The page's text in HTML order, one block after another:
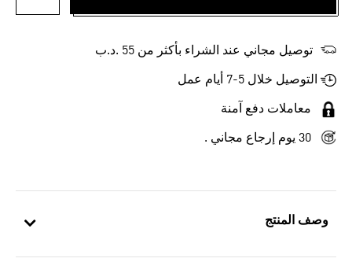
وصف المنتج
توصيل مجاني عند الشراء بأكثر من 55 .د.ب‎
التوصيل خلال 5-7 أيام عمل
معاملات دفع آمنة